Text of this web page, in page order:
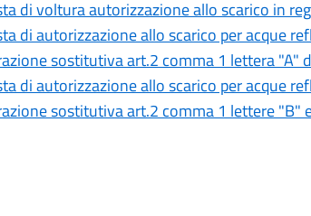
di voltura autorizzazione allo scarico in
di autorizzazione allo scarico per acque
sostitutiva art.2 comma 1 lettera "A"
di autorizzazione allo scarico per acque
sostitutiva art.2 comma 1 lettere "B"